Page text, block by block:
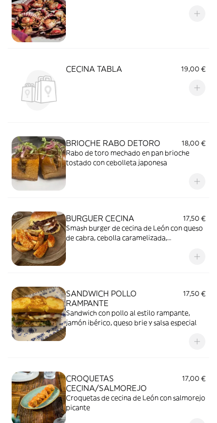
CECINA TABLA 19,00 €
BRIOCHE RABO DETORO
18,00 €
Rabo de toro mechado en pan brioche
tostado con cebolleta japonesa
BURGUER CECINA
17,50 €
Smash burger de cecina de León con queso
de cabra, cebolla caramelizada,
SANDWICH POLLO
RAMPANTE
17,50 €
Sandwich con pollo al estilo rampante,
jamón ibérico, queso brie y salsa especial
CROQUETAS
CECINA/SALMOREJO
17,00 €
Croquetas de cecina de León con salmorejo
picante